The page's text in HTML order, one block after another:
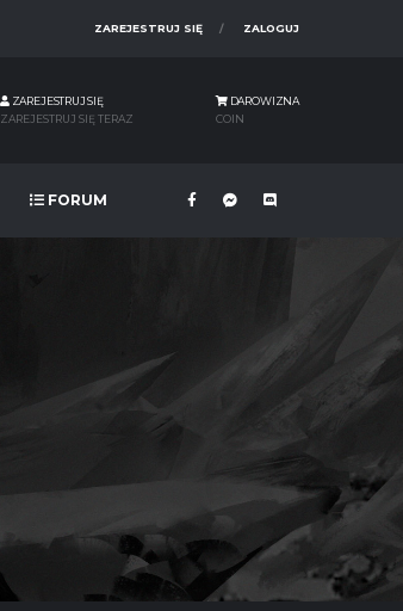
ZAREJESTRUJ SIĘ ZALOGUJ
ZAREJESTRUJ SIĘ
ZAREJESTRUJ SIĘ TERAZ
DAROWIZNA
COIN
FORUM